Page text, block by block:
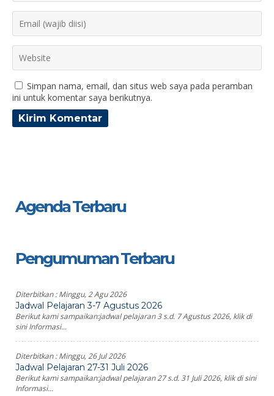
Simpan nama, email, dan situs web saya pada peramban
ini untuk komentar saya berikutnya.
Agenda Terbaru
Pengumuman Terbaru
Diterbitkan :Minggu, 2 Agu 2026
Jadwal Pelajaran 3-7 Agustus 2026
Berikut kami sampaikan:jadwal pelajaran 3 s.d. 7 Agustus 2026, klik di
sini Informasi...
Diterbitkan :Minggu, 26 Jul 2026
Jadwal Pelajaran 27-31 Juli 2026
Berikut kami sampaikan:jadwal pelajaran 27 s.d. 31 Juli 2026, klik di sini
Informasi...